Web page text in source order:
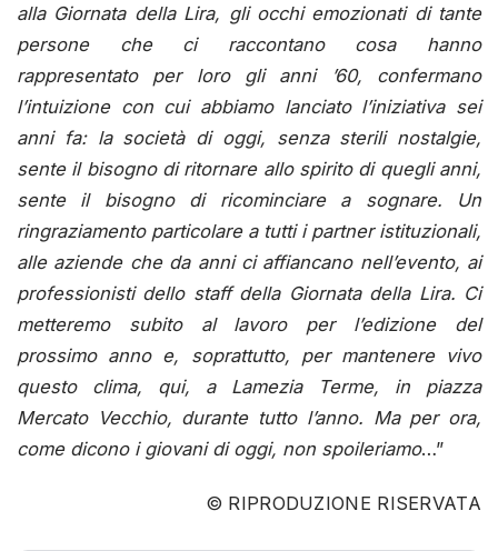
alla Giornata della Lira, gli occhi emozionati di tante
persone che ci raccontano cosa hanno
rappresentato per loro gli anni ’60, confermano
l’intuizione con cui abbiamo lanciato l’iniziativa sei
anni fa: la società di oggi, senza sterili nostalgie,
sente il bisogno di ritornare allo spirito di quegli anni,
sente il bisogno di ricominciare a sognare. Un
ringraziamento particolare a tutti i partner istituzionali,
alle aziende che da anni ci affiancano nell’evento, ai
professionisti dello staff della Giornata della Lira. Ci
metteremo subito al lavoro per l’edizione del
prossimo anno e, soprattutto, per mantenere vivo
questo clima, qui, a Lamezia Terme, in piazza
Mercato Vecchio, durante tutto l’anno. Ma per ora,
come dicono i giovani di oggi, non spoileriamo…”
© RIPRODUZIONE RISERVATA